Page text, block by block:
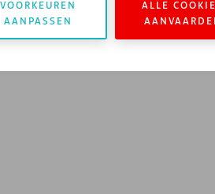
VOORKEUREN
AANPASSEN
ALLE